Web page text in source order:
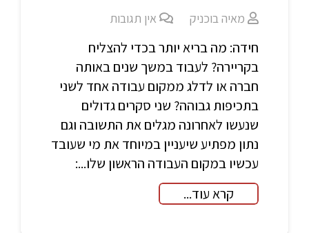
מאיה בוכניק אין תגובות
חידה: מה בריא יותר בכדי להצליח
בקריירה? לעבוד במשך שנים באותה
חברה או לדלג ממקום עבודה אחד לשני
בתכיפות גבוהה? שני סקרים גדולים
שנעשו לאחרונה מגלים את התשובה וגם
נתון מפתיע שיעניין במיוחד את מי שעובד
עכשיו במקום העבודה הראשון שלו...:
קרא עוד...